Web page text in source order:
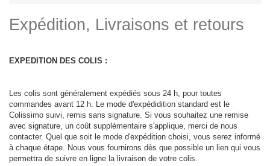
Expédition, Livraisons et retours
EXPEDITION DES COLIS :
Les colis sont généralement expédiés sous 24 h, pour toutes
commandes avant 12 h. Le mode d'expédidition standard est le
Colissimo suivi, remis sans signature. Si vous souhaitez une remise
avec signature, un coût supplémentaire s'applique, merci de nous
contacter. Quel que soit le mode d'expédition choisi, vous serez informé
à chaque étape. Nous vous fournirons dès que possible un lien qui vous
permettra de suivre en ligne la livraison de votre colis.